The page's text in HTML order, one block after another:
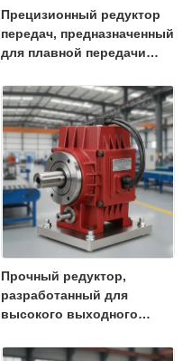
Прецизионный редуктор
передач, предназначенный
для плавной передачи
длительного срока
службы в промышленных
машинах
Прочный редуктор,
разработанный для
высокого выходного
длительного срока